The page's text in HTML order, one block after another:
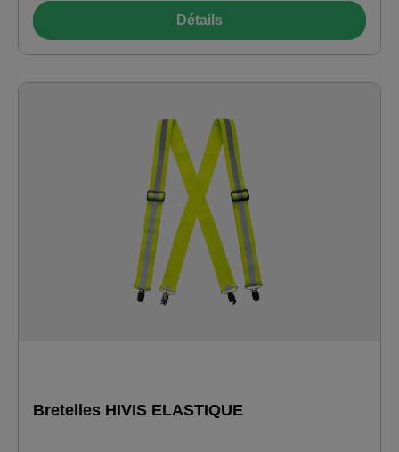
Détails
Bretelles HIVIS ELASTIQUE